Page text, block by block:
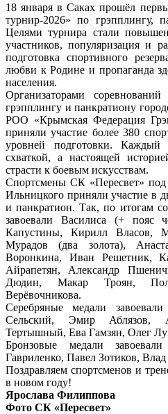
18 января в Саках прошёл
турнир-2026» по грэпплингу,
Целями турнира стали
участников, популяризация и
подготовка спортивного
любви к Родине и пропаганда
населения.
Организаторами
грэпплингу и панкратиону
РОО «Крымская Федерация
приняли участие более 380
уровней подготовки.
схваткой, а настоящей
страсти к боевым искусствам.
Спортсмены СК «Пересвет» под
Ильницкого приняли участие в
и панкратион. Так, по итогам
завоевали Василиса (+ пояс
Капустины, Кирилл Власов,
Мурадов (два золота),
Воронкина, Иван Решетник,
Айрапетян, Александр
Дюдин, Макар Троян,
Верёвочникова.
Серебряные медали
Сельский, Эмир Аблязов,
Тертышный, Ева Гамзян, Олег
Бронзовые медали
Гавриленко, Павел Зотиков,
Поздравляем спортсменов и
в новом году!
Ярослава Филиппова
Фото СК «Пересвет»